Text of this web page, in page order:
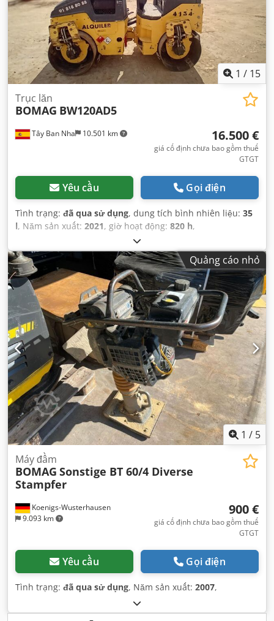
1 / 15
Tây Ban Nha 10.501 km
Trục lăn
BOMAG BW120AD5
16.500 €
giá cố định chưa bao gồm thuế
GTGT
Yêu cầu Gọi điện
Tình trạng: đã qua sử dụng, dung tích bình nhiên liệu: 35
l, Năm sản xuất: 2021, giờ hoạt động: 820 h,
Quảng cáo nhỏ
1 / 5
Koenigs-Wusterhausen
9.093 km
Máy đầm
BOMAG Sonstige BT 60/4 Diverse
Stampfer
900 €
giá cố định chưa bao gồm thuế
GTGT
Yêu cầu Gọi điện
Tình trạng: đã qua sử dụng, Năm sản xuất: 2007,